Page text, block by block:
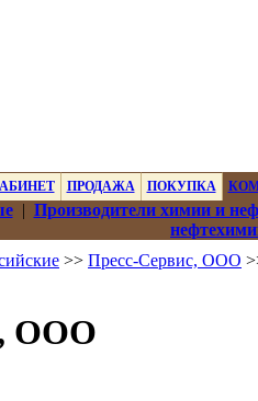
ПРОДАЖА ПОКУПКА
| Производители химии и
>> Пресс-Сервис, ООО
ООО